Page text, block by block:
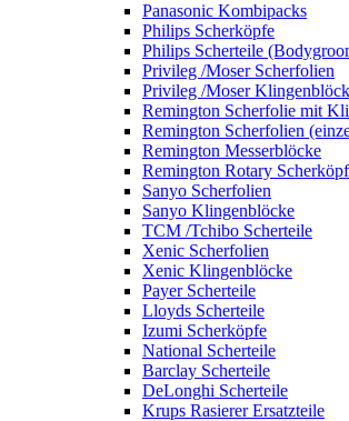
Panasonic Kombipacks
Philips Scherköpfe
Philips Scherteile
Privileg /Moser Scherfolien
Privileg /Moser
Remington Scherfolie mit
Remington Scherfolien
Remington Messerblöcke
Remington Rotary
Sanyo Scherfolien
Sanyo Klingenblöcke
TCM /Tchibo Scherteile
Xenic Scherfolien
Xenic Klingenblöcke
Payer Scherteile
Lloyds Scherteile
Izumi Scherköpfe
National Scherteile
Barclay Scherteile
DeLonghi Scherteile
Krups Rasierer Ersatzteile